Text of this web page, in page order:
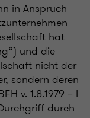
in Anspruch
hat
und die
nicht der
sondern deren
v. 1.8.1979 – I
durch